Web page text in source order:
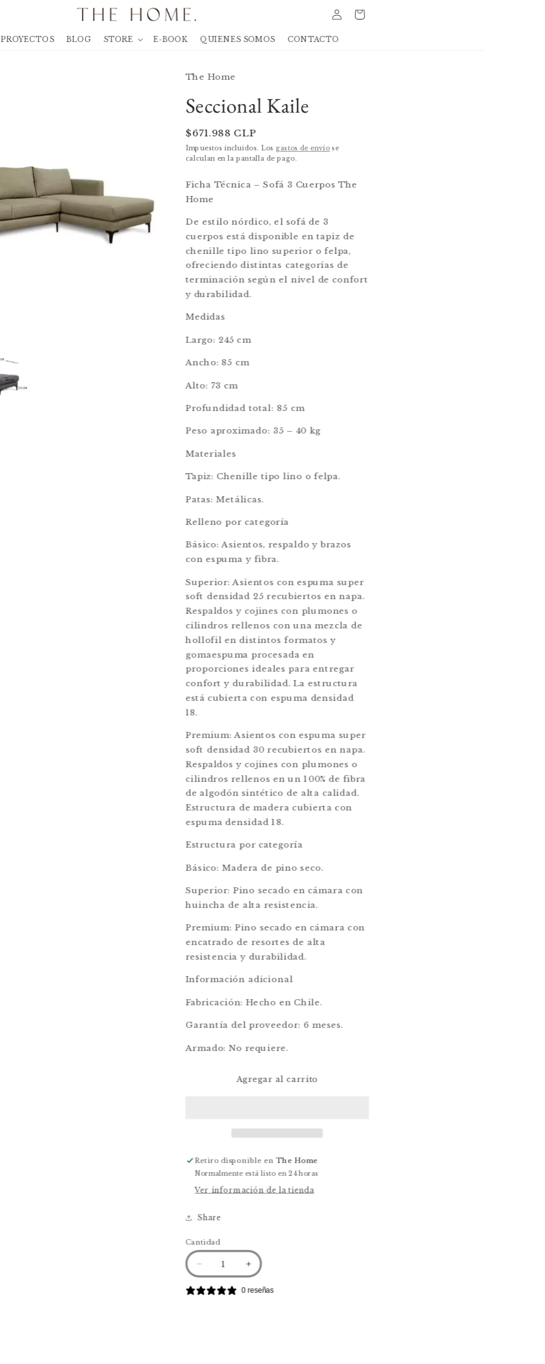
PROYECTOS BLOG STORE E-BOOK QUIENES SOMOS CONTACTO
Iniciar
sesión
Carrito
The Home
Seccional Kaile
Precio
habitual
$671.988 CLP
Impuestos incluidos. Los gastos de envíose
calculan en la pantalla de pago.
Ficha Técnica – Sofá 3 Cuerpos The
Home
De estilo nórdico, el sofá de 3
cuerpos está disponible en tapiz de
chenille tipo lino superior o felpa,
ofreciendo distintas categorías de
terminación según el nivel de confort
y durabilidad.
Medidas
Largo: 245 cm
Ancho: 85 cm
Alto: 73 cm
Profundidad total: 85 cm
Peso aproximado: 35 – 40 kg
Materiales
Tapiz: Chenille tipo lino o felpa.
Patas: Metálicas.
Relleno por categoría
Básico: Asientos, respaldo y brazos
con espuma y fibra.
Superior: Asientos con espuma super
soft densidad 25 recubiertos en napa.
Respaldos y cojines con plumones o
cilindros rellenos con una mezcla de
hollofil en distintos formatos y
gomaespuma procesada en
proporciones ideales para entregar
confort y durabilidad. La estructura
está cubierta con espuma densidad
18.
Premium: Asientos con espuma super
soft densidad 30 recubiertos en napa.
Respaldos y cojines con plumones o
cilindros rellenos en un 100% de fibra
de algodón sintético de alta calidad.
Estructura de madera cubierta con
espuma densidad 18.
Estructura por categoría
Básico: Madera de pino seco.
Superior: Pino secado en cámara con
huincha de alta resistencia.
Premium: Pino secado en cámara con
encatrado de resortes de alta
resistencia y durabilidad.
Información adicional
Fabricación: Hecho en Chile.
Garantía del proveedor: 6 meses.
Armado: No requiere.
Agregar al carrito
Retiro disponible enThe Home
Normalmente está listo en 24 horas
Ver información de la tienda
Share
Cantidad
Reducir
cantidad
para
Aumentar
cantidad
para
0 reseñas